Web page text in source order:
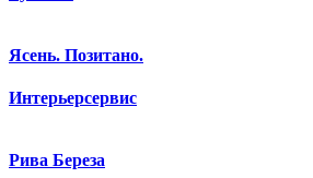
Ясень. Позитано.
Интерьерсервис
Рива Береза